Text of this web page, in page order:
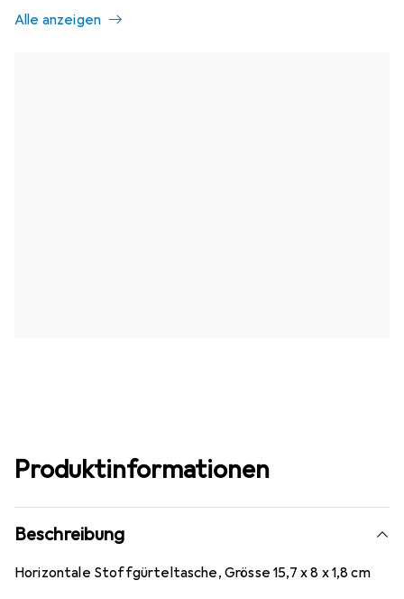
Alle anzeigen
Produktinformationen
Beschreibung
Horizontale Stoffgürteltasche, Grösse 15,7 x 8 x 1,8 cm